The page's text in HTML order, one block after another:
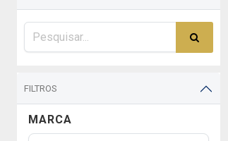
FILTROS
MARCA